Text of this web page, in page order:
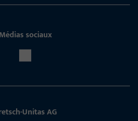
Médias sociaux
Unitas AG